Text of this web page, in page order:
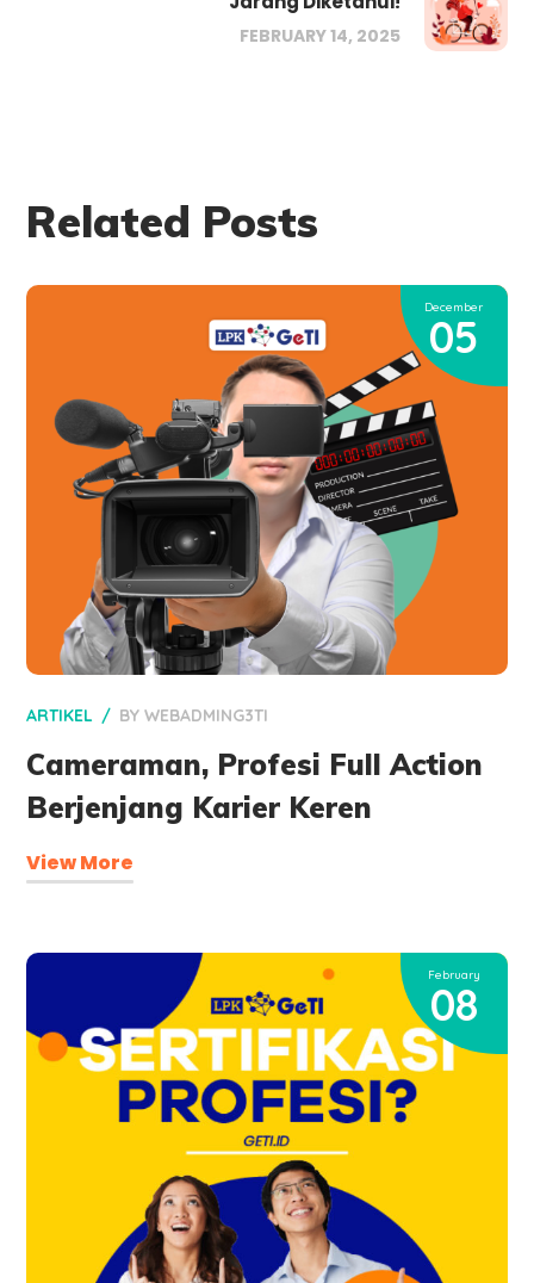
FEBRUARY 14, 2025
Related Posts
December
05
ARTIKEL BYWEBADMING3TI
Cameraman, Profesi Full Action
Berjenjang Karier Keren
View More
February
08